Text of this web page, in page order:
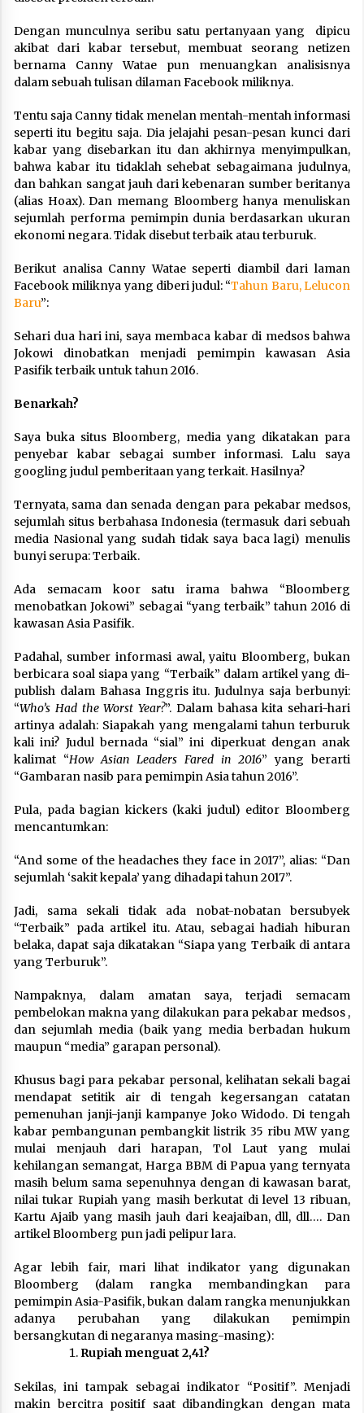
Dengan munculnya seribu satu pertanyaan yang dipicu
akibat dari kabar tersebut, membuat seorang netizen
bernama Canny Watae pun menuangkan analisisnya
dalam sebuah tulisan dilaman Facebook miliknya.
Tentu saja Canny tidak menelan mentah-mentah informasi
seperti itu begitu saja. Dia jelajahi pesan-pesan kunci dari
kabar yang disebarkan itu dan akhirnya menyimpulkan,
bahwa kabar itu tidaklah sehebat sebagaimana judulnya,
dan bahkan sangat jauh dari kebenaran sumber beritanya
(alias Hoax). Dan memang Bloomberg hanya menuliskan
sejumlah performa pemimpin dunia berdasarkan ukuran
ekonomi negara. Tidak disebut terbaik atau terburuk.
Berikut analisa Canny Watae seperti diambil dari laman
Facebook miliknya yang diberi judul: “Tahun Baru, Lelucon
Baru”:
Sehari dua hari ini, saya membaca kabar di medsos bahwa
Jokowi dinobatkan menjadi pemimpin kawasan Asia
Pasifik terbaik untuk tahun 2016.
Benarkah?
Saya buka situs Bloomberg, media yang dikatakan para
penyebar kabar sebagai sumber informasi. Lalu saya
googling judul pemberitaan yang terkait. Hasilnya?
Ternyata, sama dan senada dengan para pekabar medsos,
sejumlah situs berbahasa Indonesia (termasuk dari sebuah
media Nasional yang sudah tidak saya baca lagi) menulis
bunyi serupa: Terbaik.
Ada semacam koor satu irama bahwa “Bloomberg
menobatkan Jokowi” sebagai “yang terbaik” tahun 2016 di
kawasan Asia Pasifik.
Padahal, sumber informasi awal, yaitu Bloomberg, bukan
berbicara soal siapa yang “Terbaik” dalam artikel yang di-
publish dalam Bahasa Inggris itu. Judulnya saja berbunyi:
“Who’s Had the Worst Year?”. Dalam bahasa kita sehari-hari
artinya adalah: Siapakah yang mengalami tahun terburuk
kali ini? Judul bernada “sial” ini diperkuat dengan anak
kalimat “How Asian Leaders Fared in 2016” yang berarti
“Gambaran nasib para pemimpin Asia tahun 2016”.
Pula, pada bagian kickers (kaki judul) editor Bloomberg
mencantumkan:
“And some of the headaches they face in 2017”, alias: “Dan
sejumlah ‘sakit kepala’ yang dihadapi tahun 2017”.
Jadi, sama sekali tidak ada nobat-nobatan bersubyek
“Terbaik” pada artikel itu. Atau, sebagai hadiah hiburan
belaka, dapat saja dikatakan “Siapa yang Terbaik di antara
yang Terburuk”.
Nampaknya, dalam amatan saya, terjadi semacam
pembelokan makna yang dilakukan para pekabar medsos ,
dan sejumlah media (baik yang media berbadan hukum
maupun “media” garapan personal).
Khusus bagi para pekabar personal, kelihatan sekali bagai
mendapat setitik air di tengah kegersangan catatan
pemenuhan janji-janji kampanye Joko Widodo. Di tengah
kabar pembangunan pembangkit listrik 35 ribu MW yang
mulai menjauh dari harapan, Tol Laut yang mulai
kehilangan semangat, Harga BBM di Papua yang ternyata
masih belum sama sepenuhnya dengan di kawasan barat,
nilai tukar Rupiah yang masih berkutat di level 13 ribuan,
Kartu Ajaib yang masih jauh dari keajaiban, dll, dll…. Dan
artikel Bloomberg pun jadi pelipur lara.
Agar lebih fair, mari lihat indikator yang digunakan
Bloomberg (dalam rangka membandingkan para
pemimpin Asia-Pasifik, bukan dalam rangka menunjukkan
adanya perubahan yang dilakukan pemimpin
bersangkutan di negaranya masing-masing):
Rupiah menguat 2,41?
Sekilas, ini tampak sebagai indikator “Positif”. Menjadi
makin bercitra positif saat dibandingkan dengan mata